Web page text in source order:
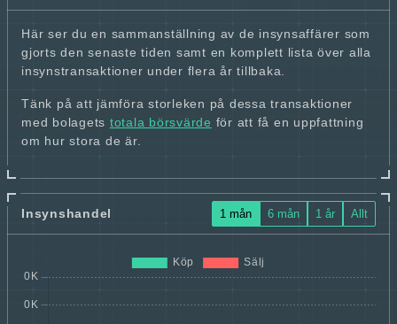
Här ser du en sammanställning av de insynsaffärer som
gjorts den senaste tiden samt en komplett lista över alla
insynstransaktioner under flera år tillbaka.
Tänk på att jämföra storleken på dessa transaktioner
med bolagets totala börsvärde för att få en uppfattning
om hur stora de är.
Insynshandel 1 mån 6 mån 1 år Allt